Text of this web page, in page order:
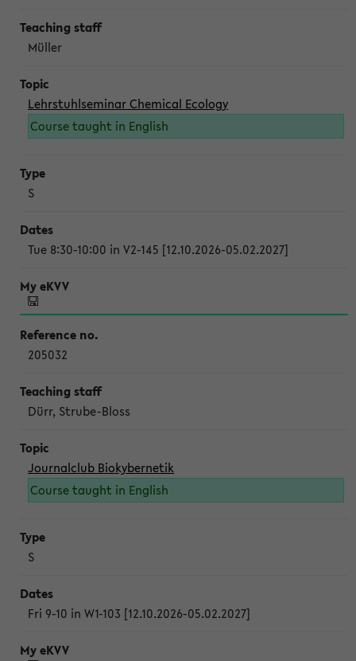
Müller
Lehrstuhlseminar Chemical Ecology
Course taught in English
S
Tue 8:30-10:00 in V2-145 [12.10.2026-05.02.2027]
205032
Dürr, Strube-Bloss
Journalclub Biokybernetik
Course taught in English
S
Fri 9-10 in W1-103 [12.10.2026-05.02.2027]